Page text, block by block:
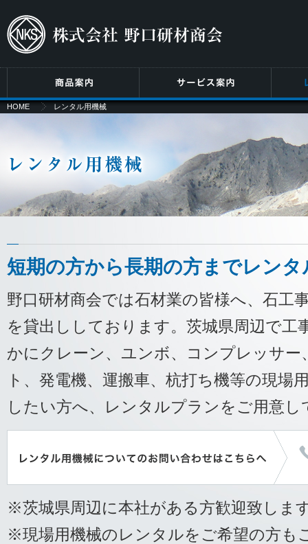
HOME レンタル用機械
短期の方から長期の方までレンタ
野口研材商会では石材業の皆様へ、石工
を貸出ししております。茨城県周辺で工
かにクレーン、ユンボ、コンプレッサー
ト、発電機、運搬車、杭打ち機等の現場
したい方へ、レンタルプランをご用意し
※茨城県周辺に本社がある方歓迎致しま
※現場用機械のレンタルをご希望の方も